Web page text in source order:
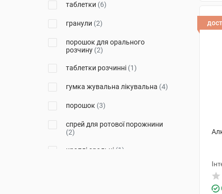
таблетки (6)
гранули (2)
порошок для орального
розчину (2)
таблетки розчинні (1)
гумка жувальна лікувальна (4)
порошок (3)
спрей для ротової порожнини
(2)
краплі оральні (1)